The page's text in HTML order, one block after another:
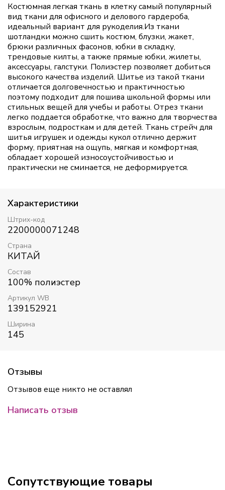
Костюмная легкая ткань в клетку самый популярный
вид ткани для офисного и делового гардероба,
идеальный вариант для рукоделия.Из ткани
шотландки можно сшить костюм, блузки, жакет,
брюки различных фасонов, юбки в складку,
трендовые килты, а также прямые юбки, жилеты,
аксессуары, галстуки. Полиэстер позволяет добиться
высокого качества изделий. Шитье из такой ткани
отличается долговечностью и практичностью
поэтому подходит для пошива школьной формы или
стильных вещей для учебы и работы. Отрез ткани
легко поддается обработке, что важно для творчества
взрослым, подросткам и для детей. Ткань стрейч для
шитья игрушек и одежды кукол отлично держит
форму, приятная на ощупь, мягкая и комфортная,
обладает хорошей износоустойчивостью и
практически не сминается, не деформируется.
Характеристики
Штрих-код
2200000071248
Страна
КИТАЙ
Состав
100% полиэстер
Артикул WB
139152921
Ширина
145
Отзывы
Отзывов еще никто не оставлял
Написать отзыв
Сопутствующие товары